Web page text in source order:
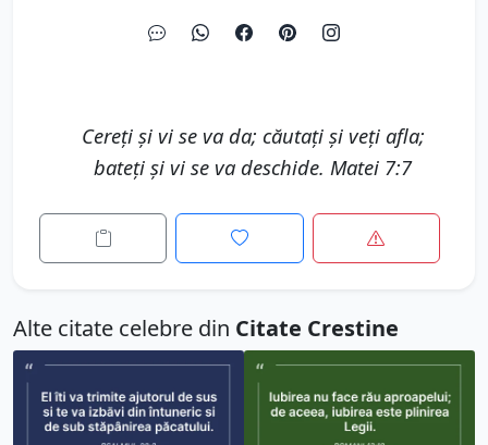
Cereți și vi se va da; căutați și veți afla;
bateți și vi se va deschide. Matei 7:7
Alte citate celebre din Citate Crestine